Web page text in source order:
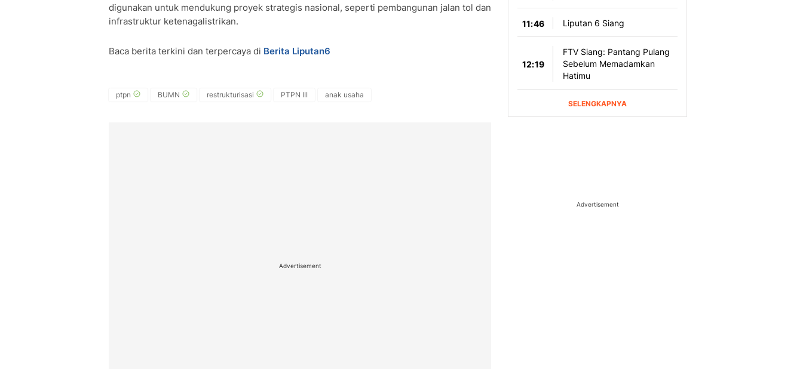
digunakan untuk mendukung proyek strategis nasional, seperti pembangunan jalan tol dan
infrastruktur ketenagalistrikan.
Baca berita terkini dan terpercaya di Berita Liputan6
ptpn BUMN restrukturisasi PTPN III anak usaha
Advertisement
Advertisement